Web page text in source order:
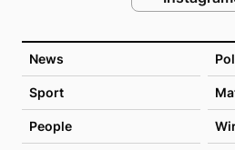
News
Sport
People